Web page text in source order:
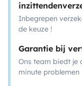
Inbegrepen
de keuze !
Garantie bij
Ons team biedt je
minute problemen